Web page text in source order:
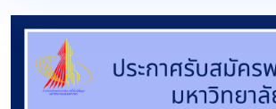
รามาธิบดีศรีสินทรมหาวชิราลงกรณ พระวชิรเกล้าเจ้
ปี2569